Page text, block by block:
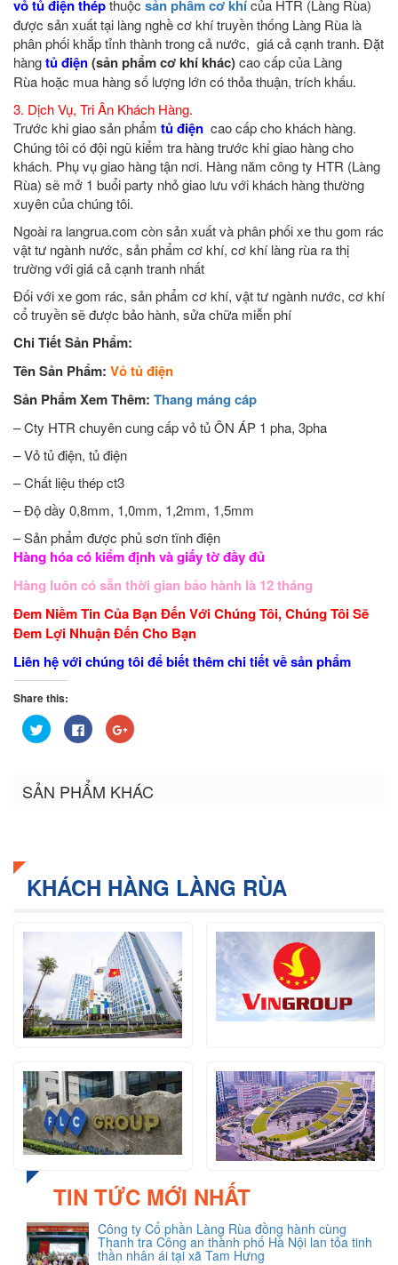
vỏ tủ điện thépthuộc sản phẩm cơ khícủa HTR (Làng Rùa)
được sản xuất tại làng nghề cơ khí truyền thống Làng Rùa là
phân phối khắp tỉnh thành trong cả nước, giá cả cạnh tranh. Đặt
hàngtủ điện(sản phẩm cơ khí khác)cao cấp của Làng
Rùa hoặc mua hàng số lượng lớn có thỏa thuận, trích khấu.
3. Dịch Vụ, Tri Ân Khách Hàng.
Trước khi giao sản phẩm tủ điện cao cấp cho khách hàng.
Chúng tôi có đội ngũ kiểm tra hàng trước khi giao hàng cho
khách. Phụ vụ giao hàng tận nơi. Hàng năm công ty HTR (Làng
Rùa) sẽ mở 1 buổi party nhỏ giao lưu với khách hàng thường
xuyên của chúng tôi.
Ngoài ra langrua.com còn sản xuất và phân phối xe thu gom rác
vật tư ngành nước, sản phẩm cơ khí, cơ khí làng rùa ra thị
trường với giá cả cạnh tranh nhất
Đối với xe gom rác, sản phẩm cơ khí, vật tư ngành nước, cơ khí
cổ truyền sẽ được bảo hành, sửa chữa miễn phí
Chi Tiết Sản Phẩm:
Tên Sản Phẩm: Vỏ tủ điện
Sản Phẩm Xem Thêm: Thang máng cáp
– Cty HTR chuyên cung cấp vỏ tủ ÔN ÁP 1 pha, 3pha
– Vỏ tủ điện, tủ điện
– Chất liệu thép ct3
– Độ dầy 0,8mm, 1,0mm, 1,2mm, 1,5mm
– Sản phẩm được phủ sơn tĩnh điện
Hàng hóa có kiểm định và giấy tờ đầy đủ
Hàng luôn có sẵn thời gian bảo hành là 12 tháng
Đem Niềm Tin Của Bạn Đến Với Chúng Tôi, Chúng Tôi Sẽ
Đem Lợi Nhuận Đến Cho Bạn
Liên hệ với chúng tôi để biết thêm chi tiết về sản phẩm
Share this:
Bấm
để
(Opens
in
Nhấn
vào
Facebook
(Opens
in
Bấm
để
(Opens
in
SẢN PHẨM KHÁC
KHÁCH HÀNG LÀNG RÙA
TIN TỨC MỚI NHẤT
Công ty Cổ phần Làng Rùa đồng hành cùng
Thanh tra Công an thành phố Hà Nội lan tỏa tinh
thần nhân ái tại xã Tam Hưng